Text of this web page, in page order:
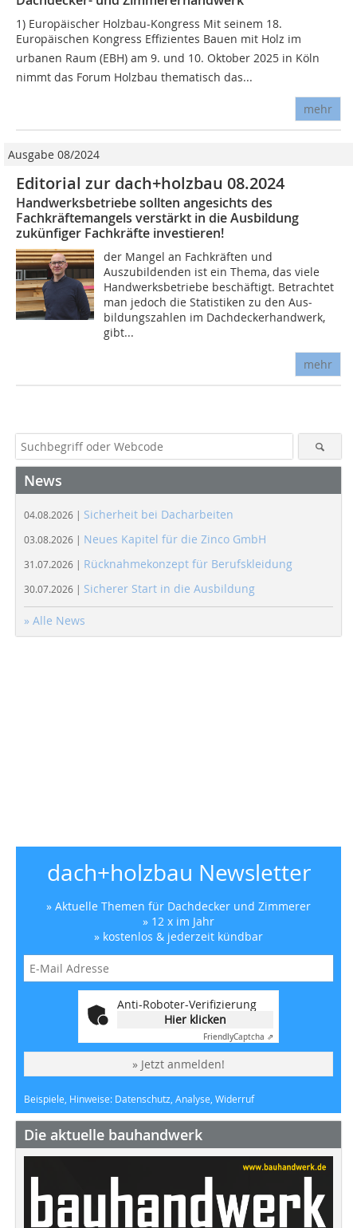
1) Europäischer Holzbau-Kongress Mit seinem 18.
Europäischen Kongress Effizientes Bauen mit Holz im
urbanen Raum (EBH) am 9. und 10. Oktober 2025 in Köln
nimmt das Forum Holzbau thematisch das...
mehr
Ausgabe 08/2024
Editorial zur dach+holzbau 08.2024
Handwerksbetriebe sollten angesichts des
Fachkräftemangels verstärkt in die Ausbildung
zukünfiger Fachkräfte investieren!
der Mangel an Fachkräften und
Auszubildenden ist ein Thema, das viele
Handwerksbetriebe beschäftigt. Betrachtet
man ­jedoch die Statistiken zu den Aus­
bildungszahlen im Dachde­ckerhandwerk,
gibt...
mehr
News
04.08.2026 | Sicherheit bei Dacharbeiten
03.08.2026 | Neues Kapitel für die Zinco GmbH
31.07.2026 | Rücknahmekonzept für Berufskleidung
30.07.2026 | Sicherer Start in die Ausbildung
» Alle News
dach+holzbau Newsletter
» Aktuelle Themen für Dachdecker und Zimmerer
» 12 x im Jahr
» kostenlos & jederzeit kündbar
Anti-Roboter-Verifizierung
Hier klicken
FriendlyCaptcha ⇗
» Jetzt anmelden!
Beispiele, Hinweise: Datenschutz, Analyse, Widerruf
Die aktuelle bauhandwerk